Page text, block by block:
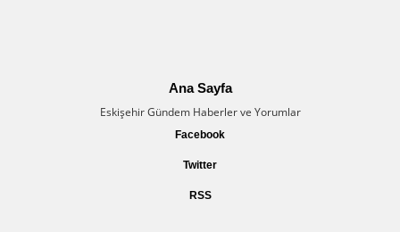
Ana Sayfa
Eskişehir Gündem Haberler ve Yorumlar
Facebook
Twitter
RSS